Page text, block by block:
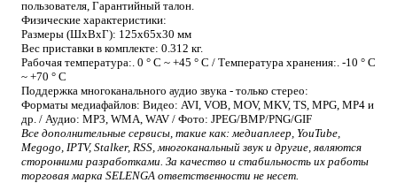
пользователя, Гарантийный талон.
Физические характеристики:
Размеры (ШхВхГ): 125х65х30 мм
Вес приставки в комплекте: 0.312 кг.
Рабочая температура:. 0 ° C ~ +45 ° C / Температура хранения:. -10 ° C
~ +70 ° C
Поддержка многоканального аудио звука - только стерео:
Форматы медиафайлов: Видео: AVI, VOB, MOV, MKV, TS, MPG, MP4 и
др. / Аудио: MP3, WMA, WAV / Фото: JPEG/BMP/PNG/GIF
Все дополнительные сервисы, такие как: медиаплеер, YouTube,
Меgogo, IPTV, Stalker, RSS, многоканальный звук и другие, являются
сторонними разработками. За качество и стабильность их работы
торговая марка SELENGA ответственности не несет.